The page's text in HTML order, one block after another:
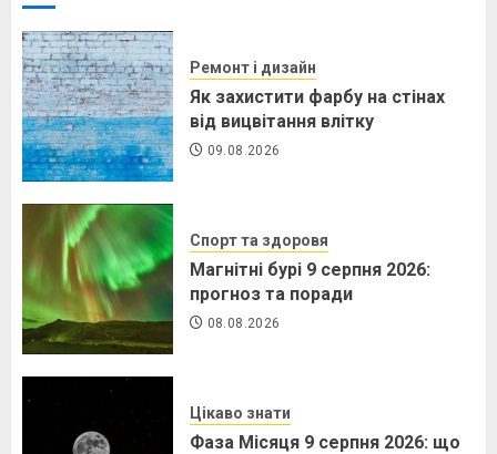
Ремонт і дизайн
Як захистити фарбу на стінах
від вицвітання влітку
09.08.2026
Спорт та здоровя
Магнітні бурі 9 серпня 2026:
прогноз та поради
08.08.2026
Цікаво знати
Фаза Місяця 9 серпня 2026: що